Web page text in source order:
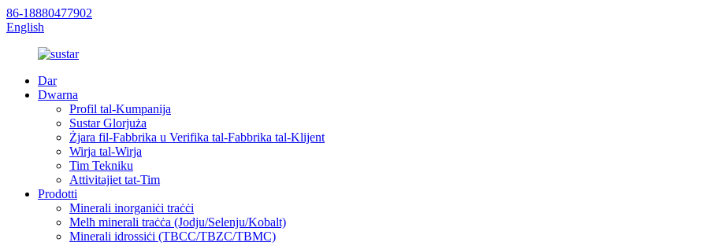
86-18880477902
English
Dar
Dwarna
Profil tal-Kumpanija
Sustar Glorjuża
Żjara fil-Fabbrika u Verifika tal-Fabbrika tal-Klijent
Wirja tal-Wirja
Tim Tekniku
Attivitajiet tat-Tim
Prodotti
Minerali inorganiċi traċċi
Melħ minerali traċċa (Jodju/Selenju/Kobalt)
Minerali idrossiċi (TBCC/TBZC/TBMC)